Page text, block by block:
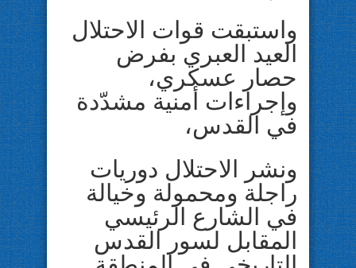
واستبقت قوات الاحتلال
العيد العبري بفرض
حصار عسكري،
وإجراءات أمنية مشدّدة
في القدس،
ونشر الاحتلال دوريات
راجلة ومحمولة وخيالة
في الشارع الرئيسي
المقابل لسور القدس